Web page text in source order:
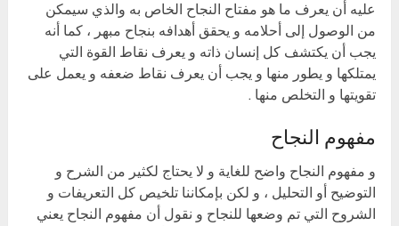
عليه أن يعرف ما هو مفتاح النجاح الخاص به والذي سيمكن
من الوصول إلى أحلامه و يحقق أهدافه بنجاح مبهر ، كما أنه
يجب أن يكتشف كل إنسان ذاته و يعرف نقاط القوة التي
يمتلكها و يطور منها و يجب أن يعرف نقاط ضعفه و يعمل على
تقويتها و التخلص منها .
مفهوم النجاح
و مفهوم النجاح واضح للغاية و لا يحتاج لكثير من الشرح و
التوضيح أو التحليل ، و لكن بإمكاننا تلخيص كل التعريفات و
الشروح التي تم وضعها للنجاح و نقول أن مفهوم النجاح يعني